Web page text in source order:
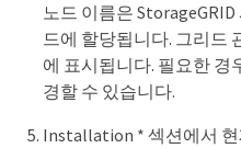
노드 이름은
드에 할당됩니다. 그리드
에 표시됩니다. 필요한 경
경할 수 있습니다.
Installation * 섹션에서